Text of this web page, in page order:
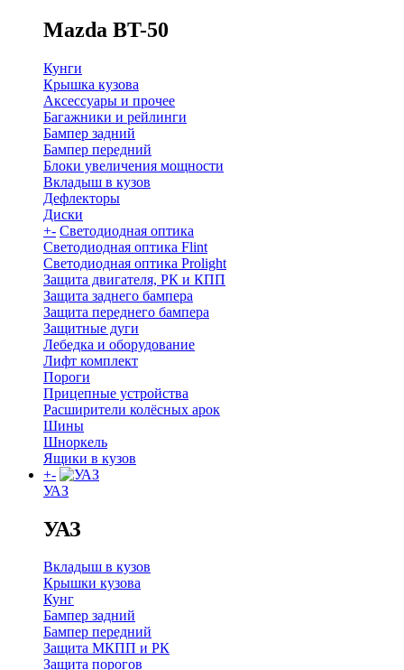
Mazda BT-50
Кунги
Крышка кузова
Аксессуары и прочее
Багажники и рейлинги
Бампер задний
Бампер передний
Блоки увеличения мощности
Вкладыш в кузов
Дефлекторы
Диски
+- Светодиодная оптика
Светодиодная оптика Flint
Светодиодная оптика Prolight
Защита двигателя, РК и КПП
Защита заднего бампера
Защита переднего бампера
Защитные дуги
Лебедка и оборудование
Лифт комплект
Пороги
Прицепные устройства
Расширители колёсных арок
Шины
Шноркель
Ящики в кузов
+-
УАЗ
УАЗ
Вкладыш в кузов
Крышки кузова
Кунг
Бампер задний
Бампер передний
Защита МКПП и РК
Защита порогов